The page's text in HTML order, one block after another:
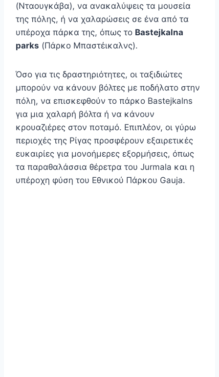
(Νταουγκάβα), να ανακαλύψεις τα μουσεία
της πόλης, ή να χαλαρώσεις σε ένα από τα
υπέροχα πάρκα της, όπως το Bastejkalna
parks (Πάρκο Μπαστέικαλνς).
Όσο για τις δραστηριότητες, οι ταξιδιώτες
μπορούν να κάνουν βόλτες με ποδήλατο στην
πόλη, να επισκεφθούν το πάρκο Bastejkalns
για μια χαλαρή βόλτα ή να κάνουν
κρουαζιέρες στον ποταμό. Επιπλέον, οι γύρω
περιοχές της Ρίγας προσφέρουν εξαιρετικές
ευκαιρίες για μονοήμερες εξορμήσεις, όπως
τα παραθαλάσσια θέρετρα του Jurmala και η
υπέροχη φύση του Εθνικού Πάρκου Gauja.